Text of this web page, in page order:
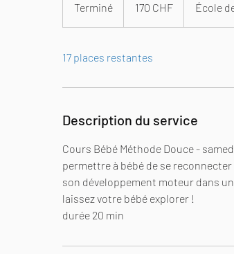
Terminé
e
m
n
suisses
170 CHF École
17 places restantes
Description du service
Cours Bébé Méthode Douce -
permettre à bébé de se
son développement moteur dans
laissez votre bébé explorer !
durée 20 min